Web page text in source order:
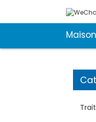
Maison